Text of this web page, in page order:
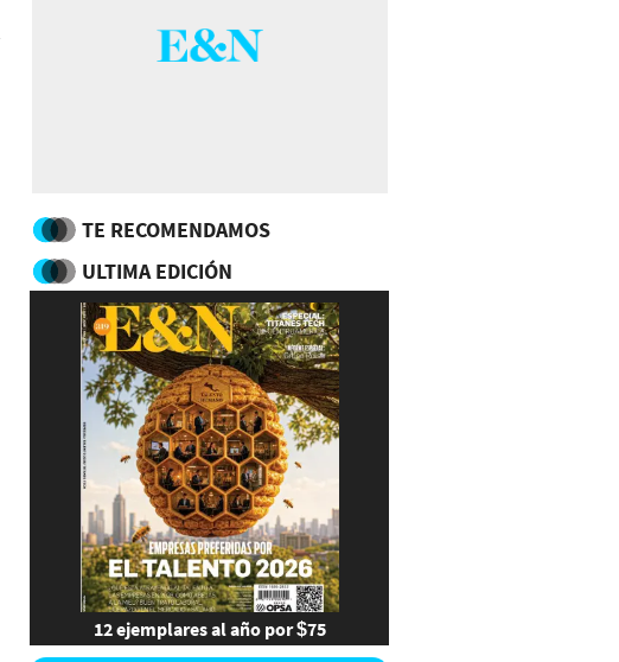
TE RECOMENDAMOS
ULTIMA EDICIÓN
12 ejemplares al año por $75